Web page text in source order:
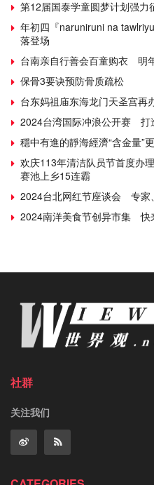
第12届国泰学童圆梦计划强力
年初四『naruniruni na
落登场
台南亲自行善会百童购衣 明
保骨3要诀预防骨质疏松
台东妈祖庙东海龙门天圣宫再
2024台湾国际冲浪公开赛 打
穩中有進的靜海經濟“含金量”
欢庆113年清洁队员节首度办
赛池上乡15连霸
2024台北网红节座谈会 专家
2024南洋美食节创异市集 快
社群
关注我们